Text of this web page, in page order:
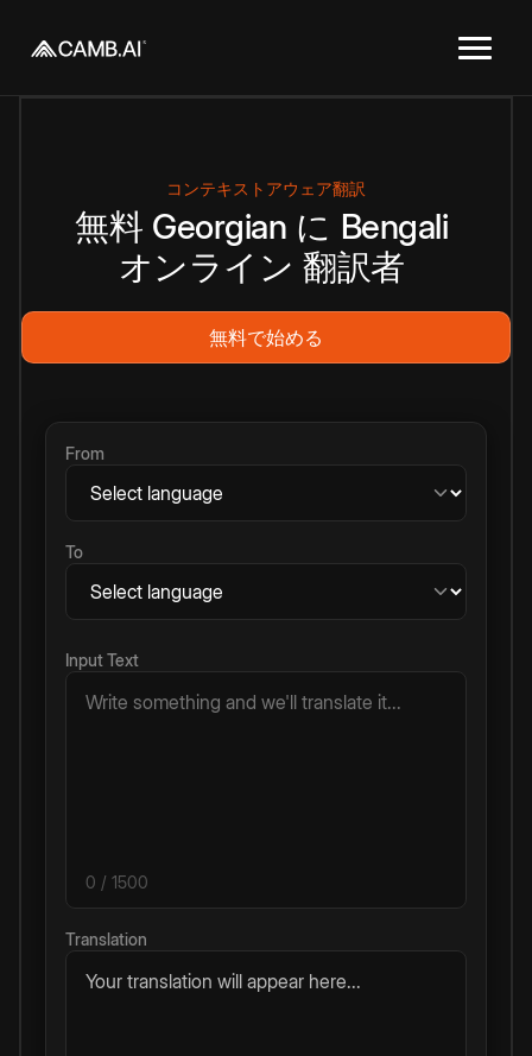
コンテキストアウェア翻訳
無料 Georgian に Bengali
オンライン 翻訳者
無料で始める
From
To
Input Text
0 / 1500
Translation
Your translation will appear here...